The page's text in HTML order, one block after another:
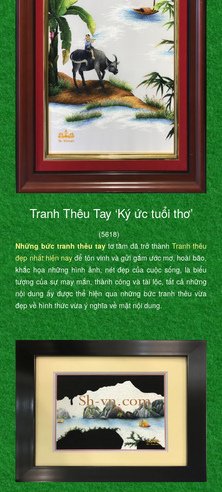
Tranh Thêu Tay ‘Ký ức tuổi thơ’
(5618)
Những bức tranh thêu taytơ tằm đã trở thànhTranh thêu
đẹp nhất hiện nayđể tôn vinh và gửi gắm ước mơ, hoài bão,
khắc họa những hình ảnh, nét đẹp của cuộc sống, là biểu
tượng của sự may mắn, thành công và tài lộc, tất cả những
nội dung ấy được thể hiện qua những bức tranh thêu vừa
đẹp về hình thức vừa ý nghĩa về mặt nội dung.